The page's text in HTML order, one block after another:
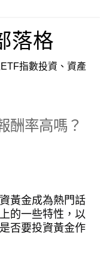
落格
指數投資、資產
酬率高嗎？
黃金成為熱門話
的一些特性，以
否要投資黃金作